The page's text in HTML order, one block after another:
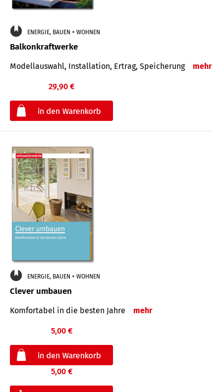
ENERGIE, BAUEN + WOHNEN
Balkonkraftwerke
Modellauswahl, Installation, Ertrag, Speicherung mehr
29,90 €
ENERGIE, BAUEN + WOHNEN
Clever umbauen
Komfortabel in die besten Jahre mehr
5,00 €
5,00 €